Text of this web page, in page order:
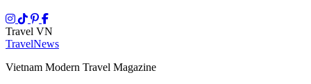
Travel VN
TravelNews
Vietnam Modern Travel Magazine